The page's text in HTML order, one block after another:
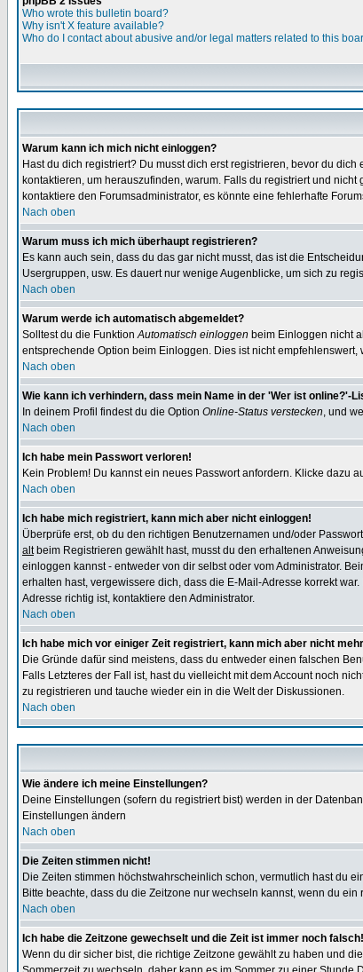
Who wrote this bulletin board?
Why isn't X feature available?
Who do I contact about abusive and/or legal matters related to this
Warum kann ich mich nicht einloggen?
Hast du dich registriert? Du musst dich erst registrieren, bevor du
kontaktieren, um herauszufinden, warum. Falls du registriert und
kontaktiere den Forumsadministrator, es könnte eine fehlerhafte
Nach oben
Warum muss ich mich überhaupt registrieren?
Es kann auch sein, dass du das gar nicht musst, das ist die
Usergruppen, usw. Es dauert nur wenige Augenblicke, um sich zu
Nach oben
Warum werde ich automatisch abgemeldet?
Solltest du die FunktionAutomatisch einloggen beim Einloggen nicht
entsprechende Option beim Einloggen. Dies ist nicht
Nach oben
Wie kann ich verhindern, dass mein Name in der 'Wer ist online?'-
In deinem Profil findest du die Option Online-Status verstecken, und
Nach oben
Ich habe mein Passwort verloren!
Kein Problem! Du kannst ein neues Passwort anfordern. Klicke dazu
Nach oben
Ich habe mich registriert, kann mich aber nicht einloggen!
Überprüfe erst, ob du den richtigen Benutzernamen und/oder
altbeim Registrieren gewählt hast, musst du den erhaltenen
einloggen kannst - entweder von dir selbst oder vom Administrator.
erhalten hast, vergewissere dich, dass die E-Mail-Adresse korrekt
Adresse richtig ist, kontaktiere den Administrator.
Nach oben
Ich habe mich vor einiger Zeit registriert, kann mich aber nicht
Die Gründe dafür sind meistens, dass du entweder einen falschen
Falls Letzteres der Fall ist, hast du vielleicht mit dem Account noch
zu registrieren und tauche wieder ein in die Welt der Diskussionen.
Nach oben
Wie ändere ich meine Einstellungen?
Deine Einstellungen (sofern du registriert bist) werden in der
Einstellungen ändern
Nach oben
Die Zeiten stimmen nicht!
Die Zeiten stimmen höchstwahrscheinlich schon, vermutlich hast du
Bitte beachte, dass du die Zeitzone nur wechseln kannst, wenn du
Nach oben
Ich habe die Zeitzone gewechselt und die Zeit ist immer noch falsch!
Wenn du dir sicher bist, die richtige Zeitzone gewählt zu haben und